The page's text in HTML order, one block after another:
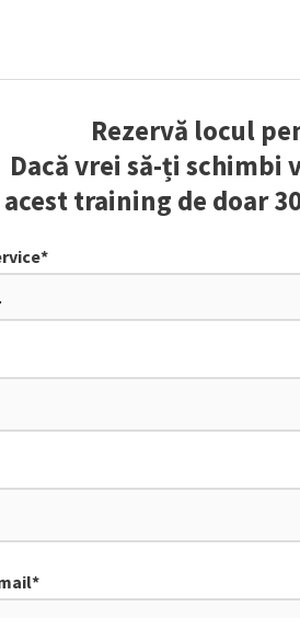
Rezervă locul
Dacă vrei să-ți
acest training de doar
*
*